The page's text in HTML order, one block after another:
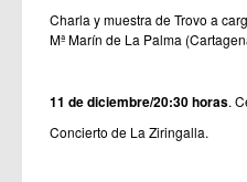
Charla y muestra de Trovo a
Mª Marín de La Palma
11 de diciembre/20:30 horas.
Concierto de La Ziringalla.